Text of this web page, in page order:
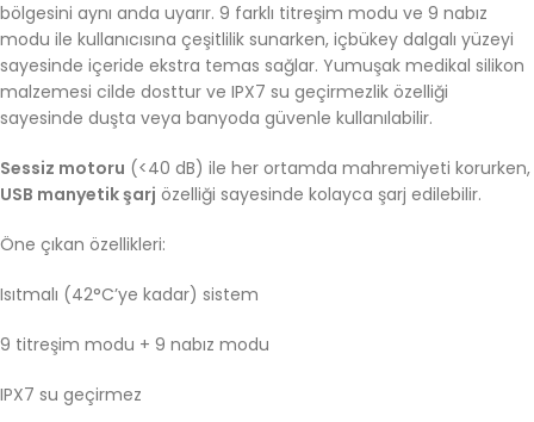
bölgesini aynı anda uyarır. 9 farklı titreşim modu ve 9 nabız
modu ile kullanıcısına çeşitlilik sunarken, içbükey dalgalı yüzeyi
sayesinde içeride ekstra temas sağlar. Yumuşak medikal silikon
malzemesi cilde dosttur ve IPX7 su geçirmezlik özelliği
sayesinde duşta veya banyoda güvenle kullanılabilir.
Sessiz motoru (<40 dB) ile her ortamda mahremiyeti korurken,
USB manyetik şarj özelliği sayesinde kolayca şarj edilebilir.
Öne çıkan özellikleri:
Isıtmalı (42°C’ye kadar) sistem
9 titreşim modu + 9 nabız modu
IPX7 su geçirmez